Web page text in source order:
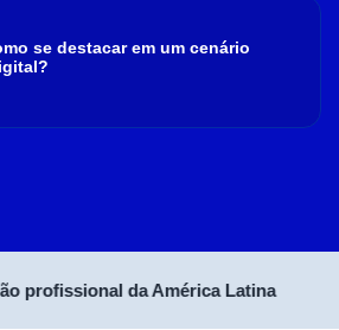
se destacar em um cenário
da América Latina